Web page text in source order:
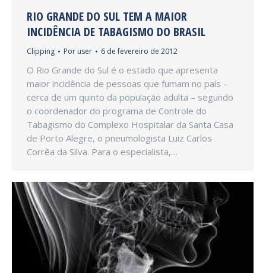
RIO GRANDE DO SUL TEM A MAIOR
INCIDÊNCIA DE TABAGISMO DO BRASIL
Clipping Por user 6 de fevereiro de 2012
O Rio Grande do Sul é o estado que apresenta
maior incidência de pessoas que fumam no país –
cerca de um quinto da população adulta – segundo
o coordenador do programa de Controle do
Tabagismo do Complexo Hospitalar da Santa Casa
de Porto Alegre, o pneumologista Luiz Carlos
Corrêa da Silva. Para o especialista,…